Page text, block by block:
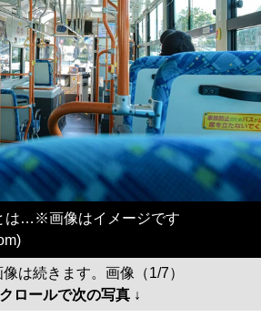
は…※画像はイメージです
は続きます。画像（1/7）
ロールで次の写真 ↓